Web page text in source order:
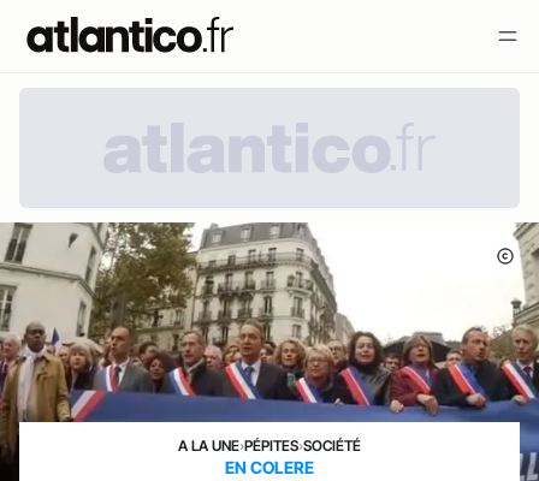
A LA UNE›PÉPITES›SOCIÉTÉ
EN COLERE